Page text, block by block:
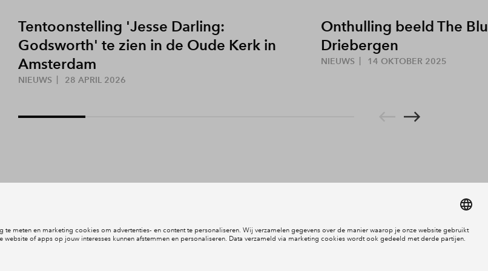
Tentoonstelling 'Jesse Darling:
Godsworth' te zien in de Oude Kerk in
Amsterdam
NIEUWS 28 APRIL 2026
Onthulling beeld The
Driebergen
NIEUWS 14 OKTOBER 2025
Inloggen